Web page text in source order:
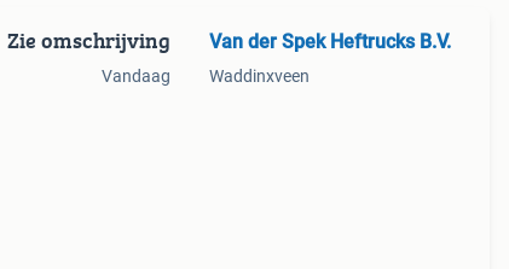
Zie omschrijving
Vandaag
Van der Spek Heftrucks B.V.
Waddinxveen